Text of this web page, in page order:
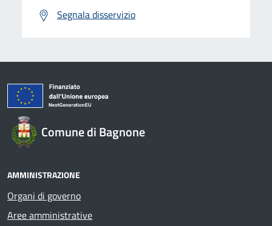
Segnala disservizio
Comune di Bagnone
AMMINISTRAZIONE
Organi di governo
Aree amministrative